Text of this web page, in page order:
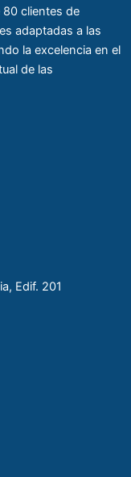
clientes de
adaptadas a las
la excelencia en el
de las
Edif. 201